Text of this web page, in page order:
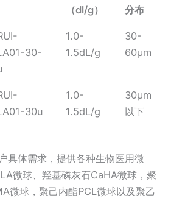
（dl/g）
分布
30-
1.0-
1.5dL/g
30-
60μm
30u
1.0-
1.5dL/g
30μm
以下
具体需求，提供各种生物医用微
微球、羟基磷灰石CaHA微球，聚
微球，聚己内酯PCL微球以及聚乙